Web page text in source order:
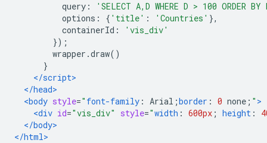
query :
'SELECT A,D WHERE D > 100 ORDER
options : { 'title' : 'Countries' },
containerId :
'vis_div'
});
wrapper .draw()
}
</script>
</head>
<body style=" font-family : Arial ;border : 0 none ; " >
<div id="vis_div" style="width : 600px ; height :
</body>
</html>